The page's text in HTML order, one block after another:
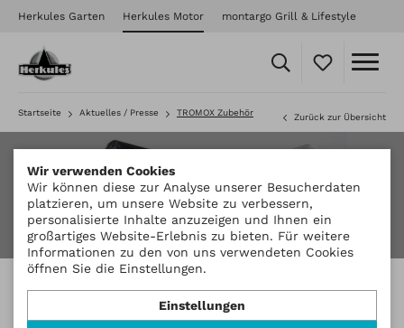
Herkules Garten Herkules Motor montargo Grill & Lifestyle
Startseite Aktuelles / Presse TROMOX Zubehör Zurück zur Übersicht
TROMOX Zubehör
Wir verwenden Cookies
Wir können diese zur Analyse unserer Besucherdaten
platzieren, um unsere Website zu verbessern,
personalisierte Inhalte anzuzeigen und Ihnen ein
großartiges Website-Erlebnis zu bieten. Für weitere
Informationen zu den von uns verwendeten Cookies
öffnen Sie die Einstellungen.
Einstellungen